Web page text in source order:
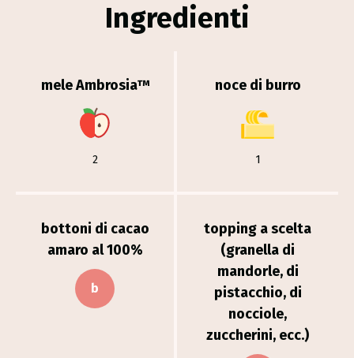
Ingredienti
mele Ambrosia™
2
noce di burro
1
bottoni di cacao
amaro al 100%
b
topping a scelta
(granella di
mandorle, di
pistacchio, di
nocciole,
zuccherini, ecc.)